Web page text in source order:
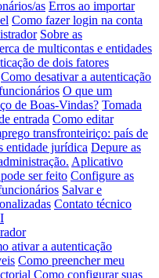
as Erros ao importar
Como fazer login na conta
Sobre as
de multicontas e entidades
de dois fatores
Como desativar a autenticação
O que um
de Boas-Vindas? Tomada
entrada Como editar
transfronteiriço: país de
entidade jurídica Depure as
Aplicativo
ser feito Configure as
Salvar e
Contato técnico
ativar a autenticação
Como preencher meu
Como configurar suas